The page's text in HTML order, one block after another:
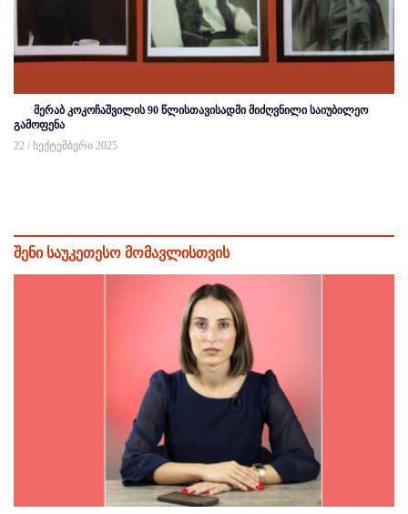
მერაბ კოკოჩაშვილის 90 წლისთავისადმი მიძღვნილი საიუბილეო
გამოფენა
22 / სექტემბერი 2025
შენი საუკეთესო მომავლისთვის